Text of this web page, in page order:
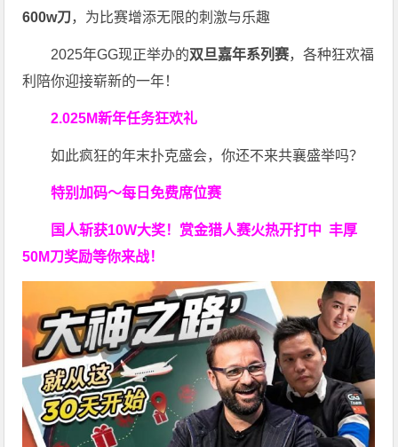
600w刀，为比赛增添无限的刺激与乐趣
2025年GG现正举办的双旦嘉年系列赛，各种狂欢福
利陪你迎接崭新的一年！
2.025M新年任务狂欢礼
如此疯狂的年末扑克盛会，你还不来共襄盛举吗？
特别加码～每日免费席位赛
国人斩获10W大奖！ 赏金猎人赛火热开打中 丰厚
50M刀奖励等你来战！